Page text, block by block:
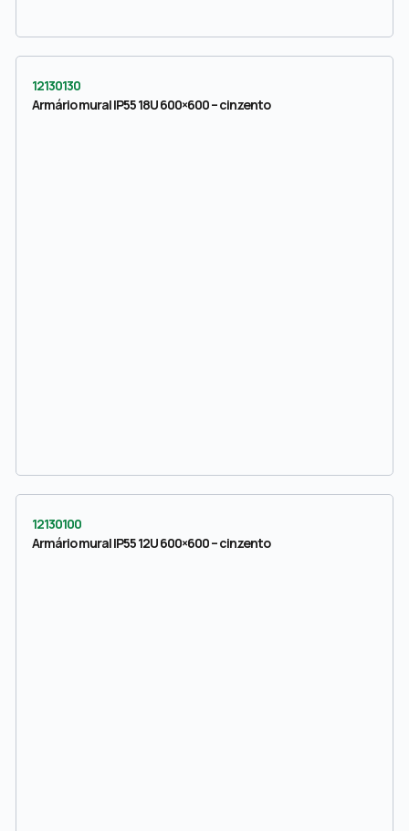
12130130
Armário mural IP55 18U 600×600 – cinzento
12130100
Armário mural IP55 12U 600×600 – cinzento